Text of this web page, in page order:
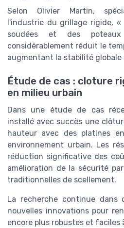
Selon Olivier Martin,
l'industrie du grillage rigide, «
soudées et des
considérablement réduit le
augmentant la stabilité globale
Étude de cas : cloture
en milieu urbain
Dans une étude de cas
installé avec succès une
hauteur avec des platines
environnement urbain. Les
réduction significative des
amélioration de la sécurité
traditionnelles de scellement.
La recherche continue dans
nouvelles innovations pour
encore plus robustes et faciles